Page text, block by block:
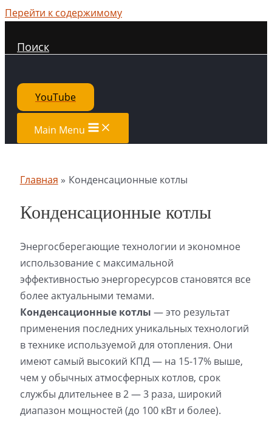
Перейти к содержимому
Поиск
YouTube
Main Menu
Главная Конденсационные котлы
Конденсационные котлы
Энергосберегающие технологии и экономное
использование с максимальной
эффективностью энергоресурсов становятся все
более актуальными темами.
Конденсационные котлы — это результат
применения последних уникальных технологий
в технике используемой для отопления. Они
имеют самый высокий КПД — на 15-17% выше,
чем у обычных атмосферных котлов, срок
службы длительнее в 2 — 3 раза, широкий
диапазон мощностей (до 100 кВт и более).